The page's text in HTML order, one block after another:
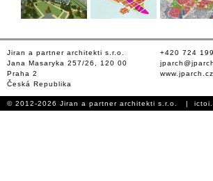
Jiran a partner architekti s.r.o.
Jana Masaryka 257/26, 120 00
Praha 2
Česká Republika
+420 724
www.jparch.cz
© 2012-2026 Jiran a partner architekti s.r.o. |